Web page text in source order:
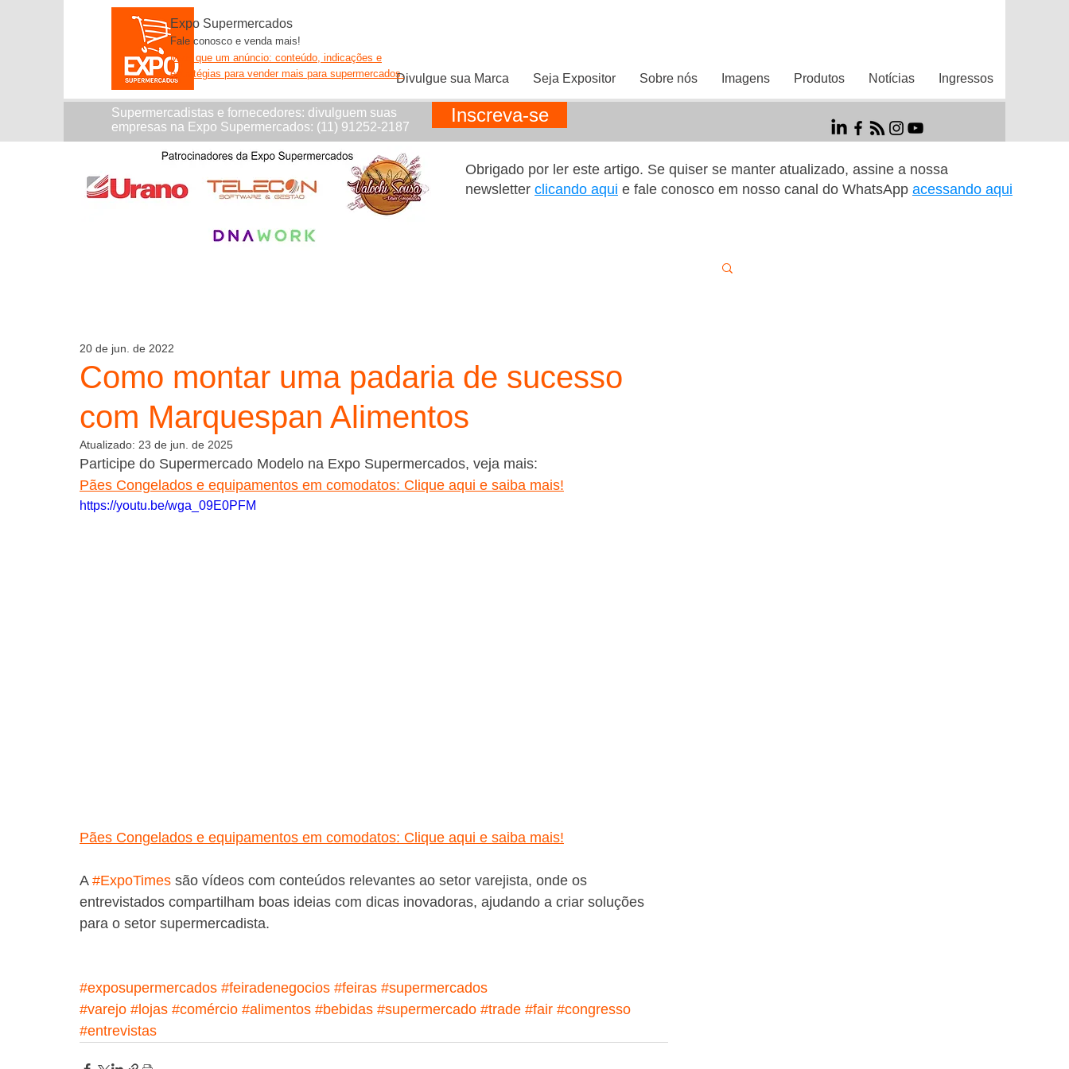
Divulgue sua Marca Seja Expositor Sobre nós Imagens Produtos Notícias Ingressos
Expo Supermercados
Fale conosco e venda mais!
Mais que um anúncio: conteúdo, indicações e
estratégias para vender mais para supermercados.
Supermercadistas e fornecedores: divulguem suas
empresas na Expo Supermercados: (11) 91252-2187
Inscreva-se
Obrigado por ler este artigo. Se quiser se manter atualizado, assine a nossa
newsletter clicando aqui e fale conosco em nosso canal do WhatsApp acessando aqui
Como montar uma padaria de sucesso
com Marquespan Alimentos
20 de jun. de 2022
Atualizado: 23 de jun. de 2025
Participe do Supermercado Modelo na Expo Supermercados, veja mais:
Pães Congelados e equipamentos em comodatos: Clique aqui e saiba mais!
https://youtu.be/wga_09E0PFM
Pães Congelados e equipamentos em comodatos: Clique aqui e saiba mais!
A #ExpoTimes são vídeos com conteúdos relevantes ao setor varejista, onde os
entrevistados compartilham boas ideias com dicas inovadoras, ajudando a criar soluções
para o setor supermercadista.
#exposupermercados #feiradenegocios #feiras #supermercados
#varejo #lojas #comércio #alimentos #bebidas #supermercado #trade #fair #congresso
#entrevistas